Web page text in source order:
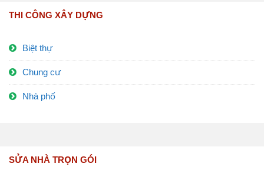
THI CÔNG XÂY DỰNG
Biệt thự
Chung cư
Nhà phố
SỬA NHÀ TRỌN GÓI